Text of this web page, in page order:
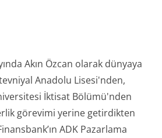
Akın Özcan olarak dünyaya
Anadolu Lisesi'nden,
İktisat Bölümü'nden
görevimi yerine getirdikten
ADK Pazarlama